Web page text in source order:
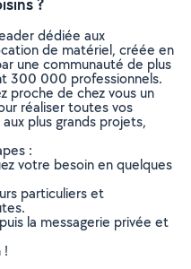
dédiée aux
de matériel, créée en
une communauté de plus
300 000 professionnels.
proche de chez vous un
réaliser toutes vos
plus grands projets,
:
votre besoin en quelques
particuliers et
la messagerie privée et
!